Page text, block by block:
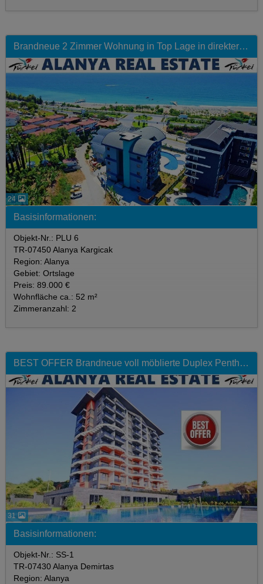
Brandneue 2 Zimmer Wohnung in Top Lage in direkter Strandnähe mit Pool
24
Basisinformationen:
Objekt-Nr.: PLU 6
TR-07450 Alanya Kargicak
Region: Alanya
Gebiet: Ortslage
Preis: 89.000 €
Wohnfläche ca.: 52 m²
Zimmeranzahl: 2
BEST OFFER Brandneue voll möblierte Duplex Penthaus Wohnung mit Pool und Hallenbad
31
Basisinformationen:
Objekt-Nr.: SS-1
TR-07430 Alanya Demirtas
Region: Alanya